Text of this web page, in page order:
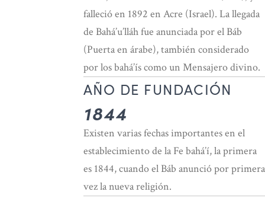
falleció en 1892 en Acre (Israel). La llegada
de Bahá’u’lláh fue anunciada por el Báb
(Puerta en árabe), también considerado
por los bahá’ís como un Mensajero divino.
AÑO DE FUNDACIÓN
1844
Existen varias fechas importantes en el
establecimiento de la Fe bahá’í, la primera
es 1844, cuando el Báb anunció por primera
vez la nueva religión.